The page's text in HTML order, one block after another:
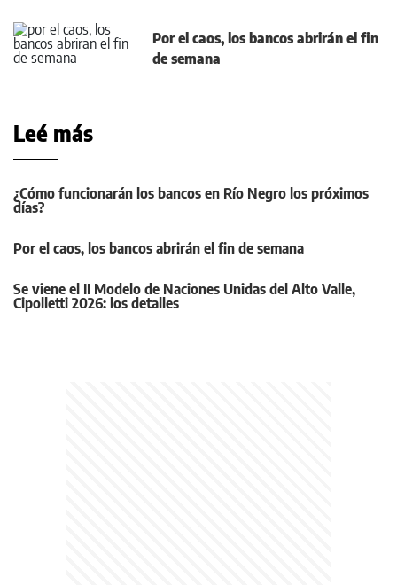
Por el caos, los bancos abrirán el fin
de semana
Leé más
¿Cómo funcionarán los bancos en Río Negro los próximos
días?
Por el caos, los bancos abrirán el fin de semana
Se viene el II Modelo de Naciones Unidas del Alto Valle,
Cipolletti 2026: los detalles